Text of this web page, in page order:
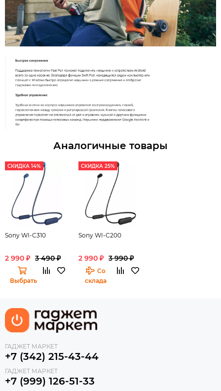
Аналогичные товары
СКИДКА 14%
Sony WI-C310
2 990 ₽ 3 490 ₽
Выбрать
СКИДКА 25%
Sony WI-C200
2 990 ₽ 3 990 ₽
Со
склада
ГАДЖЕТ МАРКЕТ
+7 (342) 215-43-44
ГАДЖЕТ МАРКЕТ
+7 (999) 126-51-33